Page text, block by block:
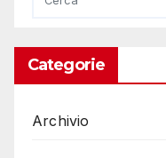
Categorie
Archivio